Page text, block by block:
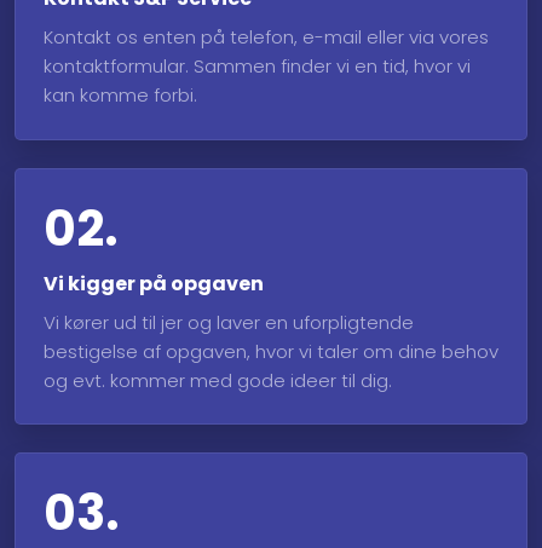
Kontakt os enten på telefon, e-mail eller via ​vores
kontaktformular. Sammen finder vi en tid, hvor vi
kan komme forbi.
02.
Vi kigger på opgaven
Vi kører ud til jer og laver en uforpligtende
bestigelse af opgaven, hvor vi taler om dine behov
og evt. kommer med gode ideer til dig.
03.